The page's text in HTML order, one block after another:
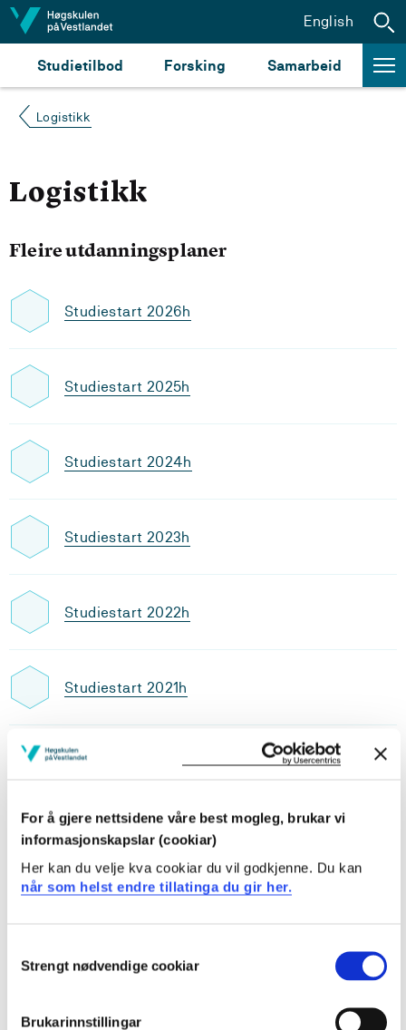
For å gjere nettsidene våre best mogleg, brukar vi
informasjonskapslar (cookiar)
Her kan du velje kva cookiar du vil godkjenne. Du kan
når som helst endre tillatinga du gir her.
Selection
Strengt nødvendige cookiar
Brukarinnstillingar
Hopp til innhald
Studietilbod Forsking Samarbeid
English
Logistikk
Logistikk
Fleire utdanningsplaner
Studiestart 2026h
Studiestart 2025h
Studiestart 2024h
Studiestart 2023h
Studiestart 2022h
Studiestart 2021h
Studiestart 2020h
Studiestart 2019h